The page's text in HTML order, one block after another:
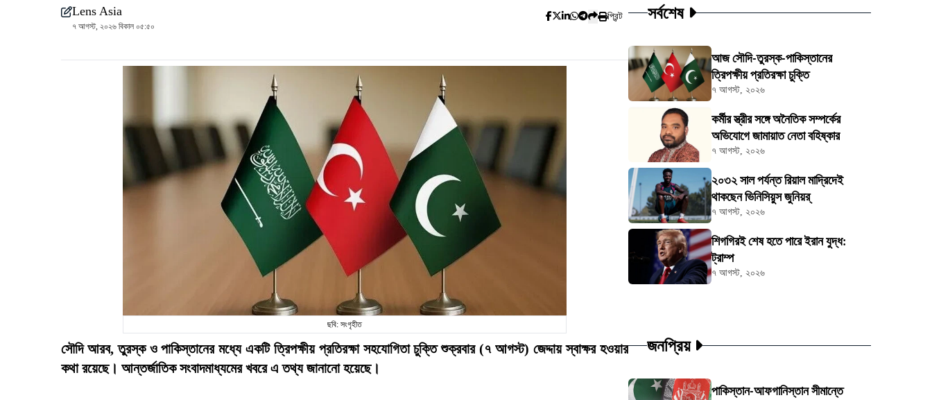
Lens Asia
৭ আগস্ট, ২০২৬ বিকাল ০৫:৫০
প্রিন্ট
ছবি: সংগৃহীত
সৌদি আরব, তুরস্ক ও পাকিস্তানের মধ্যে একটি ত্রিপক্ষীয় প্রতিরক্ষা সহযোগিতা চুক্তি শুক্রবার (৭ আগস্ট) জেদ্দায় স্বাক্ষর হওয়ার
কথা রয়েছে। আন্তর্জাতিক সংবাদমাধ্যমের খবরে এ তথ্য জানানো হয়েছে।
সর্বশেষ
আজ সৌদি-তুরস্ক-পাকিস্তানের
ত্রিপক্ষীয় প্রতিরক্ষা চুক্তি
৭ আগস্ট, ২০২৬
কর্মীর স্ত্রীর সঙ্গে অনৈতিক সম্পর্কের
অভিযোগে জামায়াত নেতা বহিষ্কার
৭ আগস্ট, ২০২৬
২০৩২ সাল পর্যন্ত রিয়াল মাদ্রিদেই
থাকছেন ভিনিসিয়ুস জুনিয়র্
৭ আগস্ট, ২০২৬
শিগগিরই শেষ হতে পারে ইরান যুদ্ধ:
ট্রাম্প
৭ আগস্ট, ২০২৬
জনপ্রিয়
পাকিস্তান-আফগানিস্তান সীমান্তে